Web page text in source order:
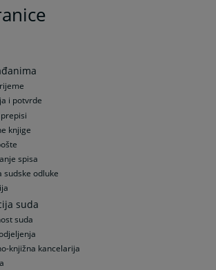
i potvrde
knjige
spisa
sudske odluke
suda
suda
knjižna kancelarija